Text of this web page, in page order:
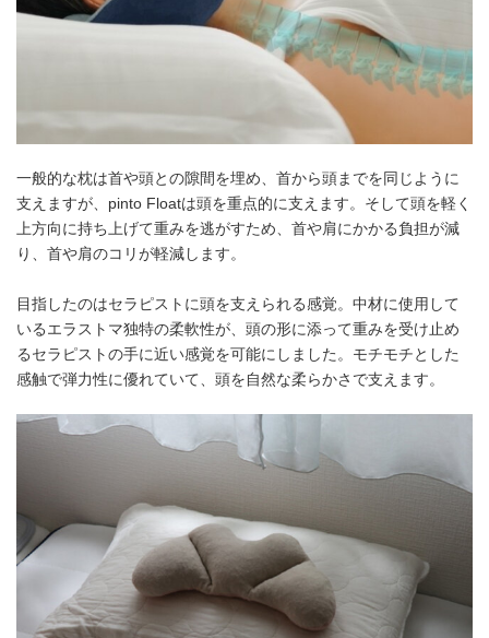
一般的な枕は首や頭との隙間を埋め、首から頭までを同じように
支えますが、pinto Floatは頭を重点的に支えます。そして頭を軽く
上方向に持ち上げて重みを逃がすため、首や肩にかかる負担が減
り、首や肩のコリが軽減します。
目指したのはセラピストに頭を支えられる感覚。中材に使用して
いるエラストマ独特の柔軟性が、頭の形に添って重みを受け止め
るセラピストの手に近い感覚を可能にしました。モチモチとした
感触で弾力性に優れていて、頭を自然な柔らかさで支えます。